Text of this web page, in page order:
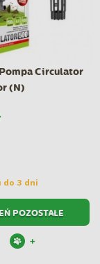
Circulator
(N)
3 dni
POZOSTAŁE
+